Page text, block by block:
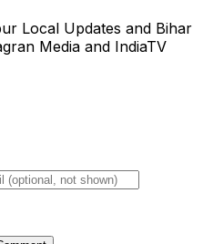
Local Updates and Bihar
Media and IndiaTV